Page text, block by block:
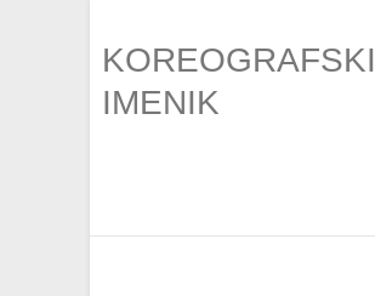
KOREOGRAFSKI
IMENIK